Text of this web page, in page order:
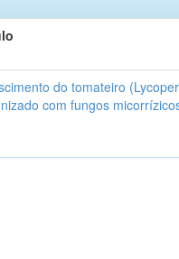
do tomateiro
com fungos